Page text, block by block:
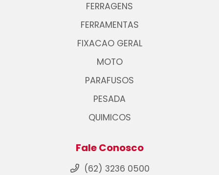
FERRAGENS
FERRAMENTAS
FIXACAO GERAL
MOTO
PARAFUSOS
PESADA
QUIMICOS
Fale Conosco
(62) 3236 0500